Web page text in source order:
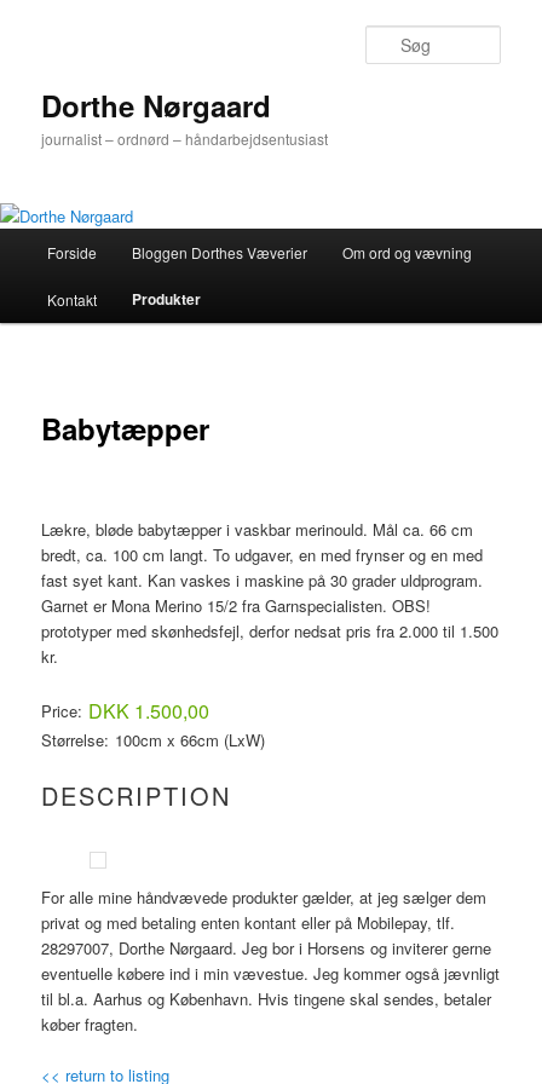
Dorthe Nørgaard
journalist – ordnørd – håndarbejdsentusiast
Forside Bloggen Dorthes Væverier Om ord og vævning
Kontakt Produkter
Babytæpper
Lækre, bløde babytæpper i vaskbar merinould. Mål ca. 66 cm
bredt, ca. 100 cm langt. To udgaver, en med frynser og en med
fast syet kant. Kan vaskes i maskine på 30 grader uldprogram.
Garnet er Mona Merino 15/2 fra Garnspecialisten. OBS!
prototyper med skønhedsfejl, derfor nedsat pris fra 2.000 til 1.500
kr.
Price: DKK 1.500,00
Størrelse: 100cm x 66cm (LxW)
DESCRIPTION
For alle mine håndvævede produkter gælder, at jeg sælger dem
privat og med betaling enten kontant eller på Mobilepay, tlf.
28297007, Dorthe Nørgaard. Jeg bor i Horsens og inviterer gerne
eventuelle købere ind i min vævestue. Jeg kommer også jævnligt
til bl.a. Aarhus og København. Hvis tingene skal sendes, betaler
køber fragten.
<< return to listing